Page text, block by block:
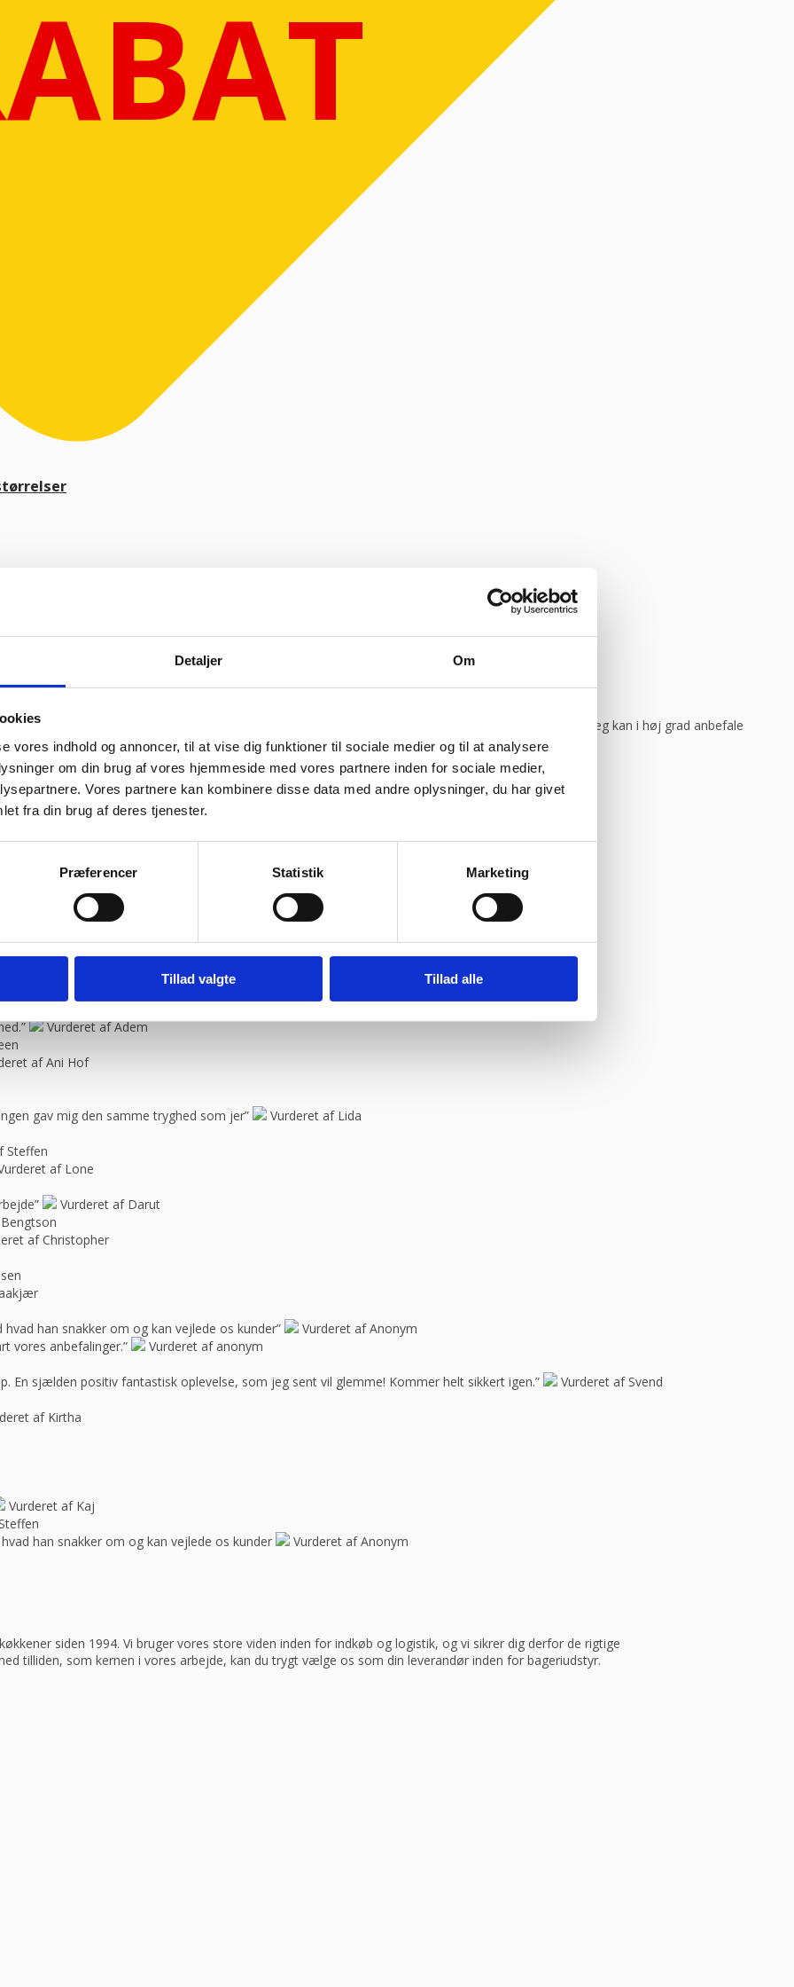
Detaljer Om
vores indhold og annoncer, til at vise dig funktioner til sociale medier og til at analysere
om din brug af vores hjemmeside med vores partnere inden for sociale medier,
Vores partnere kan kombinere disse data med andre oplysninger, du har givet
fra din brug af deres tjenester.
Præferencer Statistik Marketing
Tillad valgte Tillad alle
– 13.30
levering og fik løst det i løbet af to sekunder. God arbejde og god weekend”
Vurderet af Michael
Vurderet af Heidi Buch Jensen
Jeg fik leveret en stor ovn til Malmø, hvor de normalt ikke har levering direkte, uden problemer. Jeg kan i høj grad anbefale
sædvanlige.”
Vurderet af Peter Holm
søde og hjælpsomme ansatte”
Vurderet af Henrik Hauge
og en super flink sælger i røret Kan klart anbefale at handle her”
Vurderet af Ole
Vurderet af Isken
Vurderet af Kaj
“
Gode priser, mm.”
Vurderet af Patricia
Vurderet af Kai Hou
skal jeg med fornøjelse skrive niget”
Jeg vender tilbage”
Vurderet af Adem
af Ani Hof
gav mig den samme tryghed som jer”
Vurderet af Lida
Steffen
af Lone
Vurderet af Darut
af Christopher
han snakker om og kan vejlede os kunder”
Vurderet af Anonym
vores anbefalinger.”
Vurderet af anonym
En sjælden positiv fantastisk oplevelse, som jeg sent vil glemme! Kommer helt sikkert igen.”
Vurderet af Svend
af Kirtha
Vurderet af Kaj
han snakker om og kan vejlede os kunder
Vurderet af Anonym
siden 1994. Vi bruger vores store viden inden for indkøb og logistik, og vi sikrer dig derfor de rigtige
tilliden, som kernen i vores arbejde, kan du trygt vælge os som din leverandør inden for bageriudstyr.